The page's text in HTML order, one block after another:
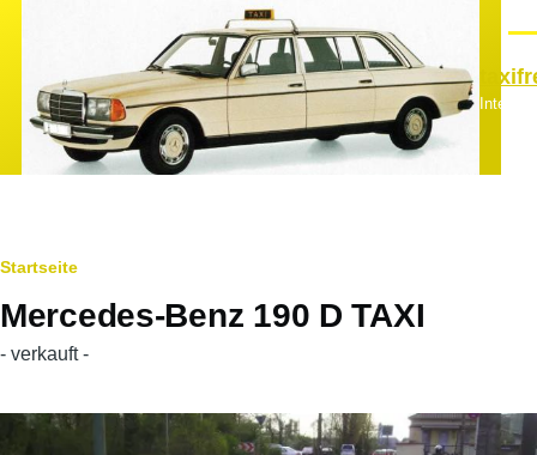
Pfadnavigation
Startseite
Mercedes-Benz 190 D TAXI
- verkauft -
Hauptfahrzeugbild